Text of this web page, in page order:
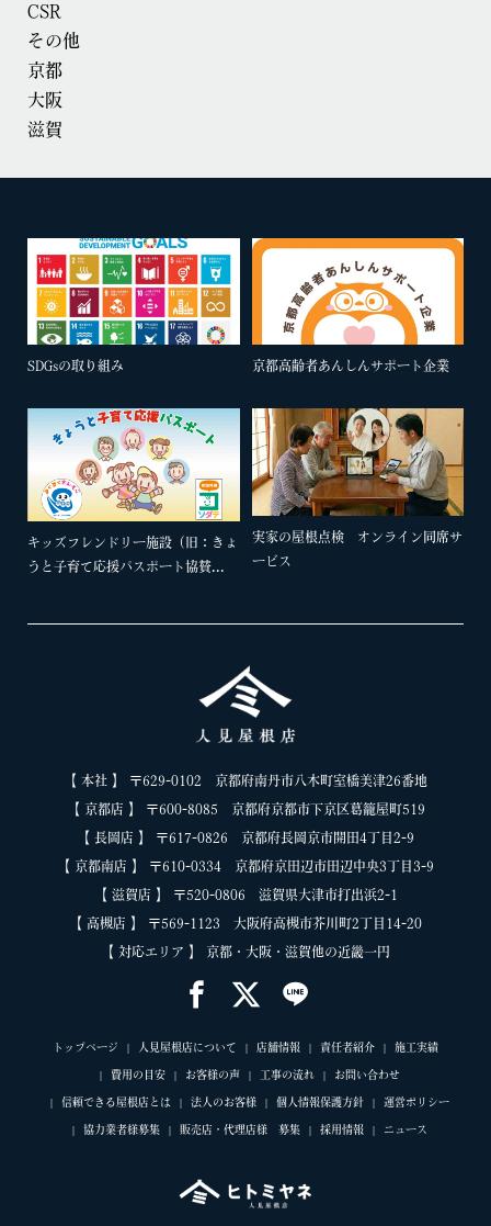
CSR
その他
京都
大阪
滋賀
SDGsの取り組み 京都高齢者あんしんサポート企業
キッズフレンドリー施設（旧：きょ
うと子育て応援パスポート協賛...
実家の屋根点検 オンライン同席サ
ービス
【 本社 】 〒629-0102 京都府南丹市八木町室橋美津26番地
【 京都店 】 〒600-8085 京都府京都市下京区葛籠屋町519
【 長岡店 】 〒617-0826 京都府長岡京市開田4丁目2-9
【 京都南店 】 〒610-0334 京都府京田辺市田辺中央3丁目3-9
【 滋賀店 】 〒520-0806 滋賀県大津市打出浜2-1
【 高槻店 】 〒569-1123 大阪府高槻市芥川町2丁目14-20
【 対応エリア 】 京都・大阪・滋賀他の近畿一円
トップページ 人見屋根店について 店舗情報 責任者紹介 施工実績
費用の目安 お客様の声 工事の流れ お問い合わせ
信頼できる屋根店とは 法人のお客様 個人情報保護方針 運営ポリシー
協力業者様募集 販売店・代理店様 募集 採用情報 ニュース